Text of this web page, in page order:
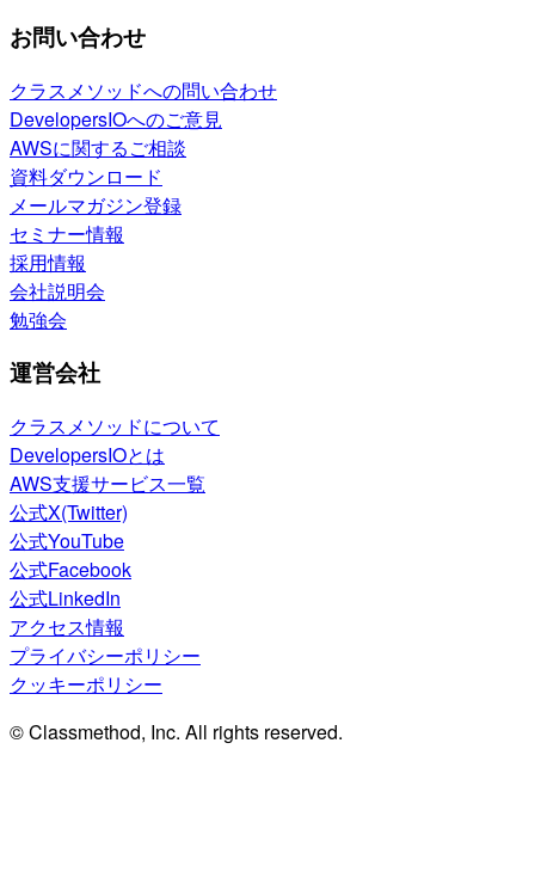
お問い合わせ
クラスメソッドへの問い合わせ
DevelopersIOへのご意見
AWSに関するご相談
資料ダウンロード
メールマガジン登録
セミナー情報
採用情報
会社説明会
勉強会
運営会社
クラスメソッドについて
DevelopersIOとは
AWS支援サービス一覧
公式X(Twitter)
公式YouTube
公式Facebook
公式LinkedIn
アクセス情報
プライバシーポリシー
クッキーポリシー
© Classmethod, Inc. All rights reserved.